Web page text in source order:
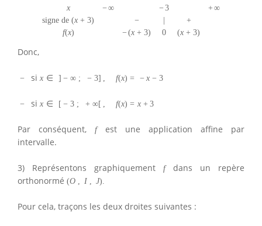
x − ∞ − 3 + ∞
signe de(x + 3) −
+
f(x) − (x + 3) 0 (x + 3)
Donc,
− six ∈ ] − ∞ ; − 3] , f(x) = − x − 3
− six ∈ [ − 3 ; + ∞[ , f(x) = x + 3
Par conséquent, fest une application affine par
intervalle.
3) Représentons graphiquement fdans un repère
orthonormé (O , I , J).
Pour cela, traçons les deux droites suivantes :